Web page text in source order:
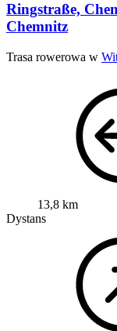
Ringstraße,
Chemnitz
Trasa rowerowa w
13,8 km
Dystans